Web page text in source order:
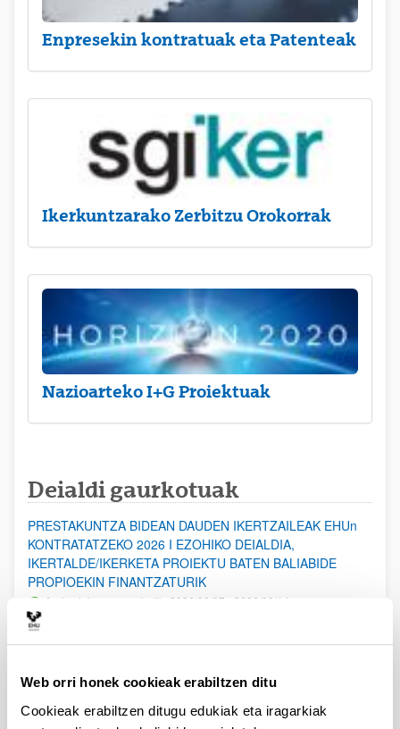
Web orri honek cookieak erabiltzen ditu
Cookieak erabiltzen ditugu edukiak eta iragarkiak
Enpresekin kontratuak eta Patenteak
Ikerkuntzarako Zerbitzu Orokorrak
Nazioarteko I+G Proiektuak
Deialdi gaurkotuak
PRESTAKUNTZA BIDEAN DAUDEN IKERTZAILEAK EHUn
KONTRATATZEKO 2026 I EZOHIKO DEIALDIA,
IKERTALDE/IKERKETA PROIEKTU BATEN BALIABIDE
PROPIOEKIN FINANTZATURIK
Aurkezteko epea zabalik: 2026/08/07 - 2026/08/14
erosi eta berritzeko laguntzak 2026
Izapide irekia